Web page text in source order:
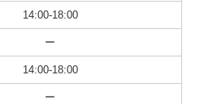
14:00-18:00
ー
14:00-18:00
ー